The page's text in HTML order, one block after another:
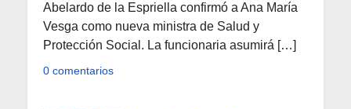
Abelardo de la Espriella confirmó a Ana María
Vesga como nueva ministra de Salud y
Protección Social. La funcionaria asumirá […]
0 comentarios